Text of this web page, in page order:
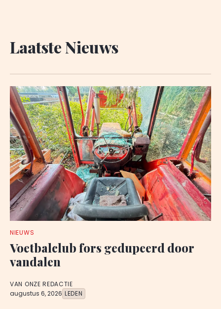
Laatste Nieuws
NIEUWS
Voetbalclub fors gedupeerd door
vandalen
VAN ONZE REDACTIE
augustus 6, 2026 LEDEN